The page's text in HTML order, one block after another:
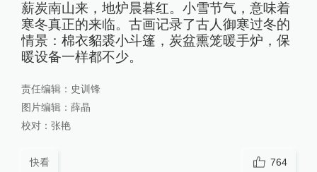
薪炭南山来，地炉晨暮红。小雪节气，意味着
寒冬真正的来临。古画记录了古人御寒过冬的
情景：棉衣貂裘小斗篷，炭盆熏笼暖手炉，保
暖设备一样都不少。
责任编辑： 史训锋
图片编辑： 薛晶
校对： 张艳
快看 764